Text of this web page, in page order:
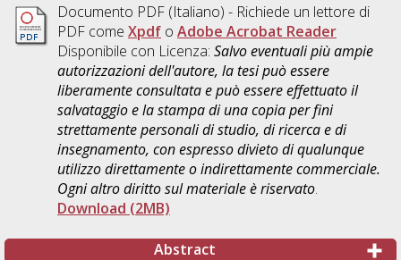
Documento PDF(Italiano) - Richiede un lettore di
PDF come Xpdfo Adobe Acrobat Reader
Disponibile con Licenza: Salvo eventuali più ampie
autorizzazioni dell'autore, la tesi può essere
liberamente consultata e può essere effettuato il
salvataggio e la stampa di una copia per fini
strettamente personali di studio, di ricerca e di
insegnamento, con espresso divieto di qualunque
utilizzo direttamente o indirettamente commerciale.
Ogni altro diritto sul materiale è riservato.
Download (2MB)
Abstract